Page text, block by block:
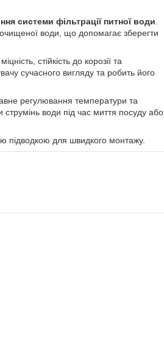
системи фільтрації питної води
очищеної води, що допомагає зберегти
стійкість до корозії та
сучасного вигляду та робить його
регулювання температури та
води під час миття посуду або
підводкою для швидкого монтажу.